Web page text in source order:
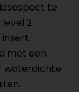
te
2
insert.
met een
waterdichte